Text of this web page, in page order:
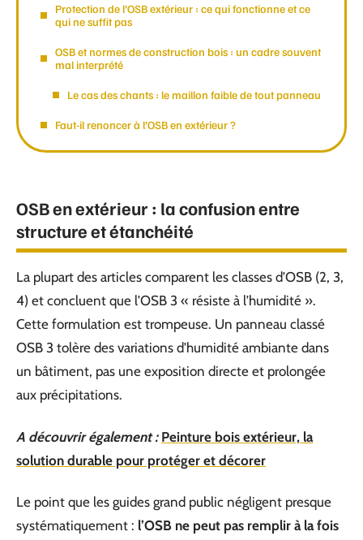
Protection de l’OSB extérieur : ce qui fonctionne et ce
qui ne suffit pas
OSB et normes de construction bois : un cadre souvent
mal interprété
Le cas des chants : le maillon faible de tout panneau
Faut-il renoncer à l’OSB en extérieur ?
OSB en extérieur : la confusion entre
structure et étanchéité
La plupart des articles comparent les classes d’OSB (2, 3,
4) et concluent que l’OSB 3 « résiste à l’humidité ».
Cette formulation est trompeuse. Un panneau classé
OSB 3 tolère des variations d’humidité ambiante dans
un bâtiment, pas une exposition directe et prolongée
aux précipitations.
A découvrir également : Peinture bois extérieur, la
solution durable pour protéger et décorer
Le point que les guides grand public négligent presque
systématiquement : l’OSB ne peut pas remplir à la fois